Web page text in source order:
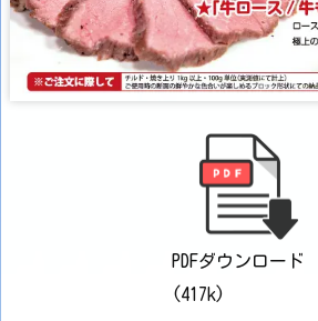
PDFダウンロード
(417k)